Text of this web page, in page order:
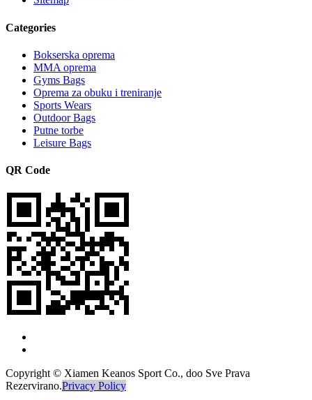
Categories
Bokserska oprema
MMA oprema
Gyms Bags
Oprema za obuku i treniranje
Sports Wears
Outdoor Bags
Putne torbe
Leisure Bags
QR Code
Copyright © Xiamen Keanos Sport Co., doo Sve Prava
Rezervirano.Privacy Policy